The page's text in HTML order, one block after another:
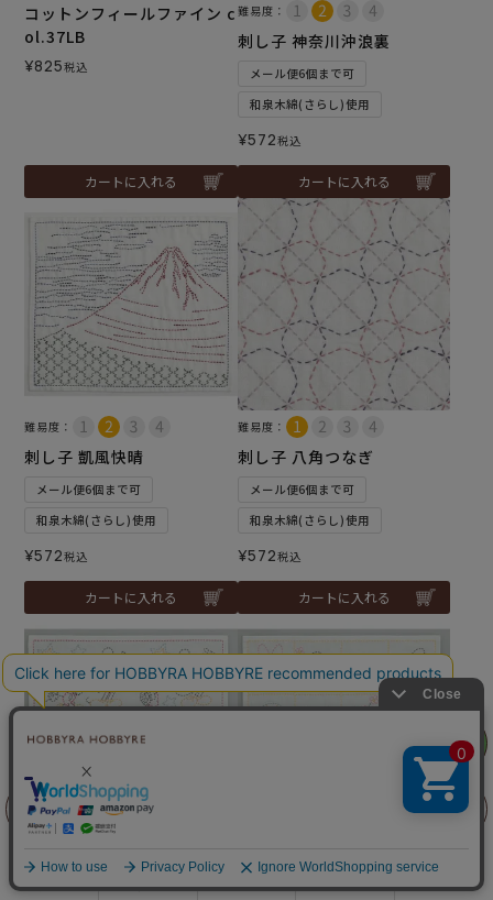
商品を探す 手芸を学ぶ ガイド 店舗情報 ログイン
前に戻る
フェア
コットンフィールファイン c
ol.37LB
¥825税込
カートに入れる
難易度：
刺し子 神奈川沖浪裏
メール便6個まで可
和泉木綿(さらし)使用
¥572税込
カートに入れる
難易度：
刺し子 凱風快晴
メール便6個まで可
和泉木綿(さらし)使用
¥572税込
カートに入れる
難易度：
刺し子 八角つなぎ
メール便6個まで可
和泉木綿(さらし)使用
¥572税込
カートに入れる
刺し子 ミッキーマウス 刺し子 ミッキー＆フレンズ